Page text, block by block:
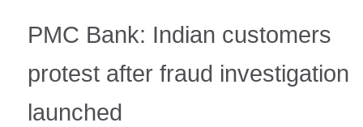
PMC Bank: Indian customers
protest after fraud investigation
launched